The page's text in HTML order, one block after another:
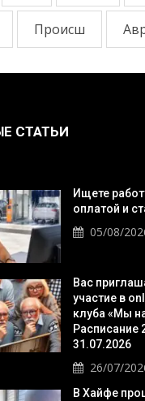
Происш
СТАТЬИ
Ищете
оплатой и
05/08/
Вас
участие в
клуба «Мы
Расписание
31.07.2026
26/07/
В Хайфе